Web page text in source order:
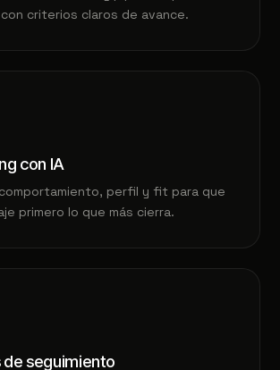
criterios claros de avance.
con IA
perfil y fit para que
primero lo que más cierra.
seguimiento